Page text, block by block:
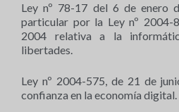
Ley nº 78-17 del 6 de enero
particular por la Ley nº
2004 relativa a la
libertades.
Ley nº 2004-575, de 21 de
confianza en la economía digital.